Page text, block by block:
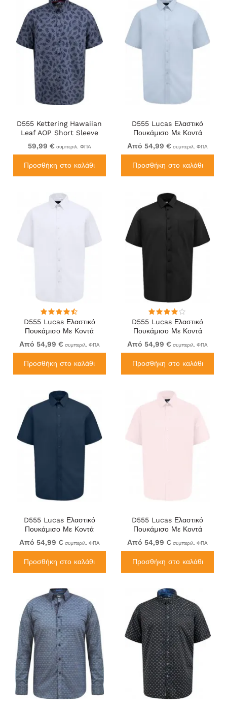
D555 Kettering Hawaiian
Leaf AOP Short Sleeve
Button Down Collar Shirt
Denim
59,99 € συμπεριλ. ΦΠΑ
Προσθήκη στο καλάθι
D555 Lucas Ελαστικό
Πουκάμισο Με Κοντά
Μανίκια Ανθεκτικό Στους
Λεκέδες Χωρίς Σιδέρωμα
Από 54,99 € συμπεριλ. ΦΠΑ
Προσθήκη στο καλάθι
D555 Lucas Ελαστικό
Πουκάμισο Με Κοντά
Μανίκια Ανθεκτικό Στους
Λεκέδες Χωρίς Σιδέρωμα
Από 54,99 € συμπεριλ. ΦΠΑ
Προσθήκη στο καλάθι
D555 Lucas Ελαστικό
Πουκάμισο Με Κοντά
Μανίκια Ανθεκτικό Στους
Λεκέδες Χωρίς Σιδέρωμα
Από 54,99 € συμπεριλ. ΦΠΑ
Προσθήκη στο καλάθι
D555 Lucas Ελαστικό
Πουκάμισο Με Κοντά
Μανίκια Ανθεκτικό Στους
Λεκέδες Χωρίς Σιδέρωμα
Από 54,99 € συμπεριλ. ΦΠΑ
Προσθήκη στο καλάθι
D555 Lucas Ελαστικό
Πουκάμισο Με Κοντά
Μανίκια Ανθεκτικό Στους
Λεκέδες Χωρίς Σιδέρωμα
Από 54,99 € συμπεριλ. ΦΠΑ
Προσθήκη στο καλάθι